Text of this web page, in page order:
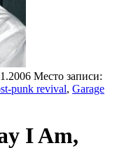
Место записи:
punk revival, Garage
I Am,